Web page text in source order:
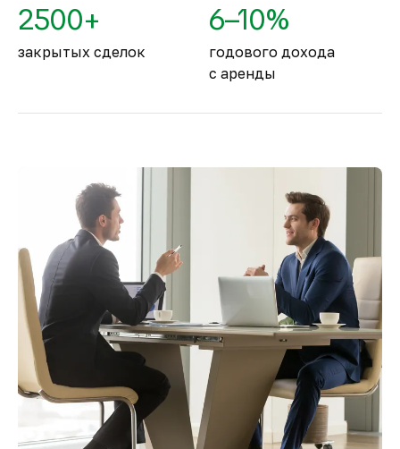
2500+
закрытых сделок
6–10%
годового дохода
с аренды